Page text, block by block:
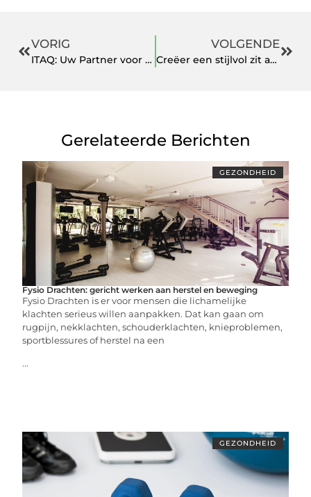
VORIG
ITAQ: Uw Partner voor Detachering van ICT Professionals en C-Level Management
VOLGENDE
Creëer een stijlvol zit arrangement met modulaire banken van topkwaliteit
Gerelateerde Berichten
GEZONDHEID
Fysio Drachten: gericht werken aan herstel en beweging
Fysio Drachten is er voor mensen die lichamelijke
klachten serieus willen aanpakken. Dat kan gaan om
rugpijn, nekklachten, schouderklachten, knieproblemen,
sportblessures of herstel na een
...
GEZONDHEID